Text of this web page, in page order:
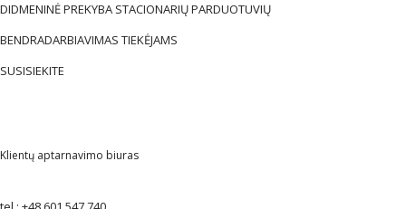
DIDMENINĖ PREKYBA STACIONARIŲ PARDUOTUVIŲ
BENDRADARBIAVIMAS TIEKĖJAMS
SUSISIEKITE
Klientų aptarnavimo biuras